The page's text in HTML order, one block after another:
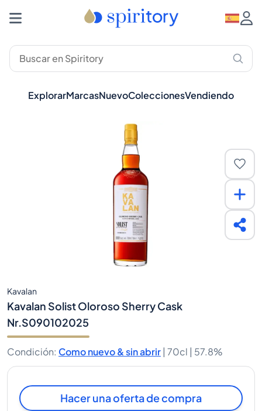
ExplorarMarcasNuevoColeccionesVendiendo
Kavalan
Kavalan Solist Oloroso Sherry Cask
Nr.S090102025
Condición: Como nuevo & sin abrir | 70cl | 57.8%
Hacer una oferta de compra